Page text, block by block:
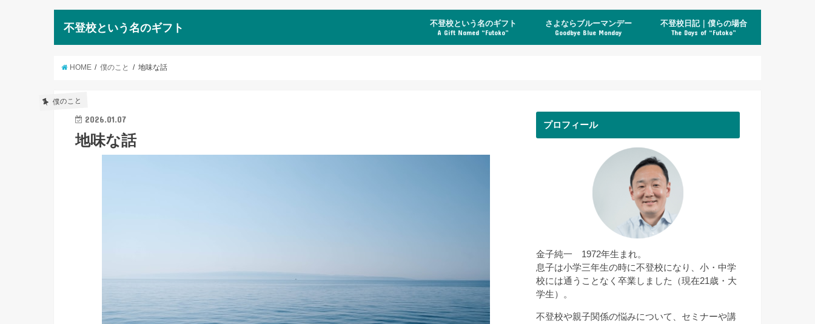
不登校という名のギフト 不登校という名のギフト
A Gift Named “Futoko”
さよならブルーマンデー
Goodbye Blue Monday
不登校日記｜僕らの場合
The Days of “Futoko”
HOME 僕のこと 地味な話
僕のこと
2026.01.07
地味な話
プロフィール
金子純一 1972年生まれ。
息子は小学三年生の時に不登校になり、小・中学
校には通うことなく卒業しました（現在21歳・大
学生）。
不登校や親子関係の悩みについて、セミナーや講